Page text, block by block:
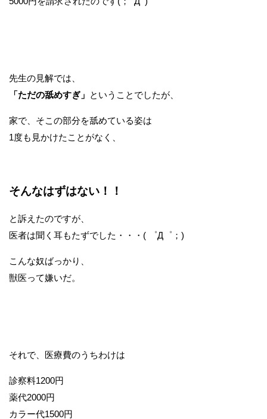
先生の見解では、
「ただの舐めすぎ」 ということでしたが、
家で、そこの部分を舐めている姿は
1度も見かけたことがなく、
そんなはずはない！！
と訴えたのですが、
医者は聞く耳もたずでした・・・( ゜Д゜；)
こんな奴ばっかり、
獣医って嫌いだ。
それで、医療費のうちわけは
診察料1200円
薬代2000円
カラー代1500円